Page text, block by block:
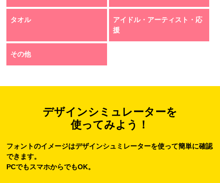
タオル
アイドル・アーティスト・応
援
その他
デザインシミュレーターを
使ってみよう！
フォントのイメージはデザインシュミレーターを使って簡単に確認
できます。
PCでもスマホからでもOK。